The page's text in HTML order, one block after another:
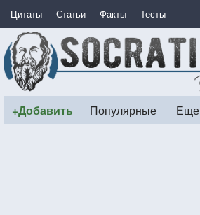
Цитаты Статьи Факты Тесты
+Добавить Популярные Еще